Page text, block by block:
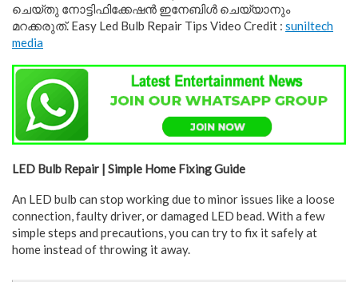
ചെയ്തു നോട്ടിഫിക്കേഷൻ ഇനേബിൾ ചെയ്യാനും
മറക്കരുത്. Easy Led Bulb Repair Tips Video Credit : suniltech
media
LED Bulb Repair | Simple Home Fixing Guide
An LED bulb can stop working due to minor issues like a loose
connection, faulty driver, or damaged LED bead. With a few
simple steps and precautions, you can try to fix it safely at
home instead of throwing it away.